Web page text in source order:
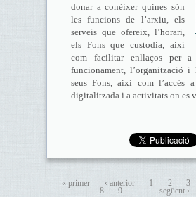
donar a conèixer quines són
les funcions de l’arxiu, els
serveis que ofereix, l’horari,
els Fons que custodia, així
com facilitar enllaços per a
funcionament, l’organització i
seus Fons, així com l’accés
digitalitzada i a activitats on es
« primer ‹ anterior 1 2 3
8
9 … següent ›